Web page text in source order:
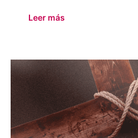
Leer más